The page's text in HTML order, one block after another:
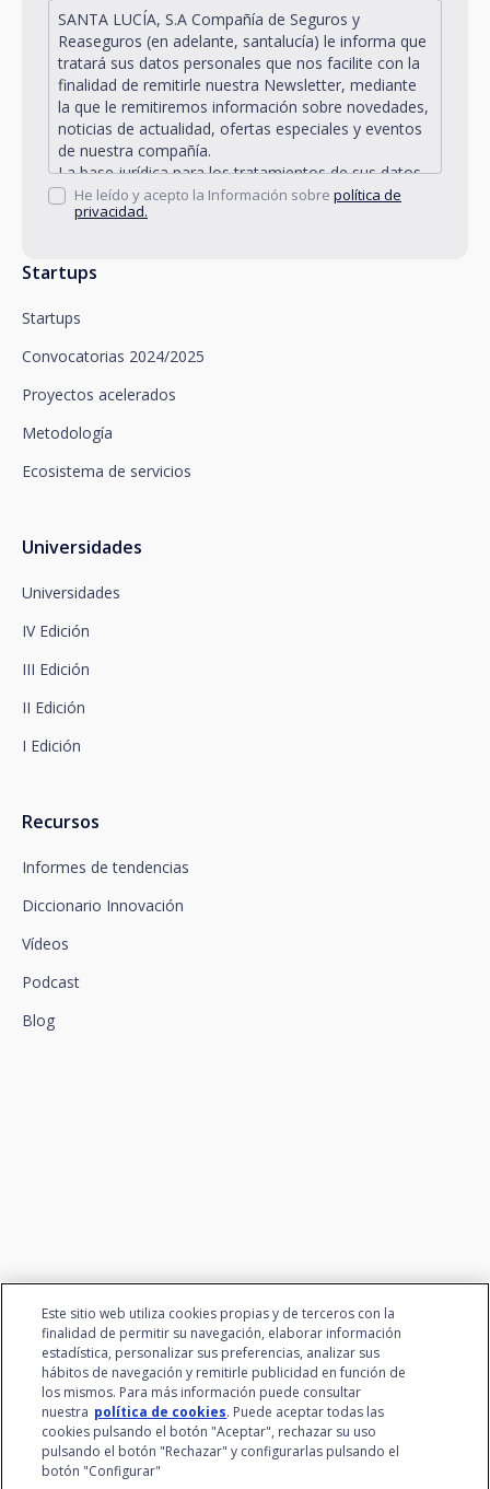
Startups
Startups
Convocatorias 2024/2025
Proyectos acelerados
Metodología
Ecosistema de servicios
Universidades
Universidades
IV Edición
III Edición
II Edición
I Edición
Recursos
Informes de tendencias
Diccionario Innovación
Vídeos
Podcast
Blog
SANTA LUCÍA, S.A Compañía de Seguros y
Reaseguros (en adelante, santalucía) le informa que
tratará sus datos personales que nos facilite con la
finalidad de remitirle nuestra Newsletter, mediante
la que le remitiremos información sobre novedades,
noticias de actualidad, ofertas especiales y eventos
de nuestra compañía.
La base jurídica para los tratamientos de sus datos
personales descritos se encuentra en la propia
gestión y desarrollo de la relación jurídica existente
Santalucía le informa que puede ejercitar sus
oposición, limitación del tratamiento y portabilidad,
así como oponerse al tratamiento de sus datos con
mediante un escrito, que deberá remitir a Plaza de
Departamento de Privacidad o bien a
Newsletter Impulsa.
dpo@santalucía.es
reclamación ante la Autoridad de Control
Dispone de información completa sobre protección
apartado de Política de Privacidad, que le
aconsejamos consulte.
He leído y acepto la Información sobre política de
privacidad.
Este sitio web utiliza cookies propias y de terceros con la
finalidad de permitir su navegación, elaborar información
estadística, personalizar sus preferencias, analizar sus
hábitos de navegación y remitirle publicidad en función de
los mismos. Para más información puede consultar
nuestra política de cookies. Puede aceptar todas las
cookies pulsando el botón "Aceptar", rechazar su uso
pulsando el botón "Rechazar" y configurarlas pulsando el
botón "Configurar"